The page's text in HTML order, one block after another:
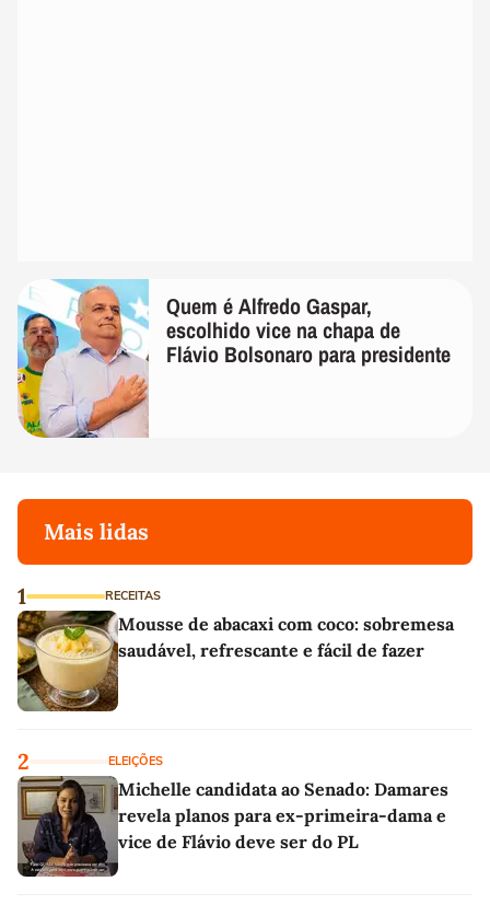
Quem é Alfredo Gaspar,
escolhido vice na chapa de
Flávio Bolsonaro para presidente
Mais lidas
1 RECEITAS
Mousse de abacaxi com coco: sobremesa
saudável, refrescante e fácil de fazer
2 ELEIÇÕES
Michelle candidata ao Senado: Damares
revela planos para ex-primeira-dama e
vice de Flávio deve ser do PL